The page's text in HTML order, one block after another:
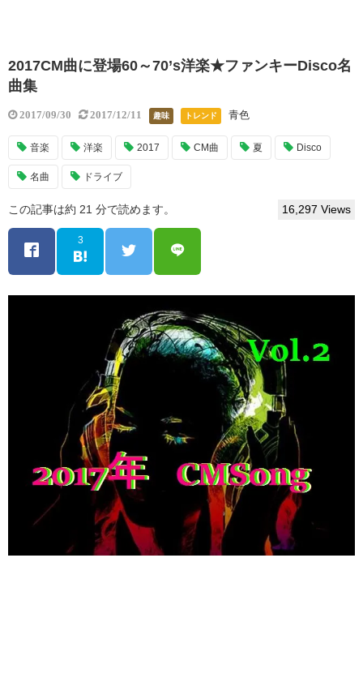
2017CM曲に登場60～70’s洋楽★ファンキーDisco名
曲集
2017/09/30 2017/12/11 趣味 トレンド 青色
音楽 洋楽 2017 CM曲 夏 Disco
名曲 ドライブ
この記事は約 21 分で読めます。 16,297 Views
3